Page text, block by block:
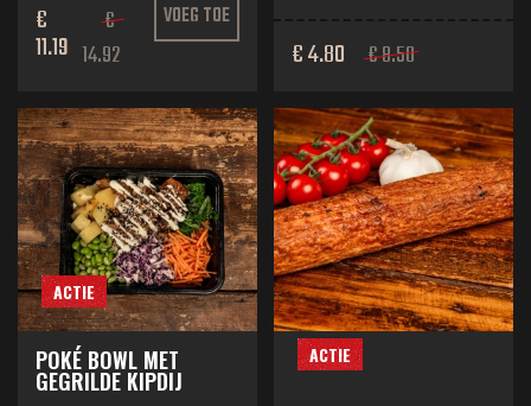
€
11.19
€
14.92
VOEG TOE
€ 4.80 € 8.50
ACTIE
POKÉ BOWL MET
GEGRILDE KIPDIJ
ACTIE